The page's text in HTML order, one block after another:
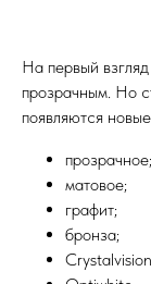
На первый
прозрачным. Но
появляются
прозрачное;
матовое;
графит;
бронза;